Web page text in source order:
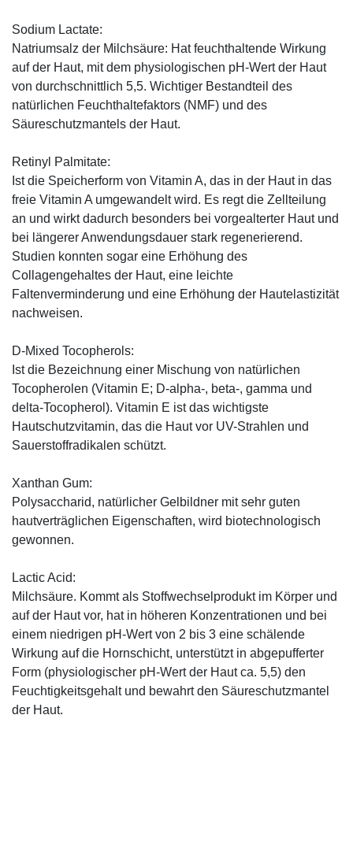
Sodium Lactate:
Natriumsalz der Milchsäure: Hat feuchthaltende Wirkung
auf der Haut, mit dem physiologischen pH-Wert der Haut
von durchschnittlich 5,5. Wichtiger Bestandteil des
natürlichen Feuchthaltefaktors (NMF) und des
Säureschutzmantels der Haut.
Retinyl Palmitate:
Ist die Speicherform von Vitamin A, das in der Haut in das
freie Vitamin A umgewandelt wird. Es regt die Zellteilung
an und wirkt dadurch besonders bei vorgealterter Haut und
bei längerer Anwendungsdauer stark regenerierend.
Studien konnten sogar eine Erhöhung des
Collagengehaltes der Haut, eine leichte
Faltenverminderung und eine Erhöhung der Hautelastizität
nachweisen.
D-Mixed Tocopherols:
Ist die Bezeichnung einer Mischung von natürlichen
Tocopherolen (Vitamin E; D-alpha-, beta-, gamma und
delta-Tocopherol). Vitamin E ist das wichtigste
Hautschutzvitamin, das die Haut vor UV-Strahlen und
Sauerstoffradikalen schützt.
Xanthan Gum:
Polysaccharid, natürlicher Gelbildner mit sehr guten
hautverträglichen Eigenschaften, wird biotechnologisch
gewonnen.
Lactic Acid:
Milchsäure. Kommt als Stoffwechselprodukt im Körper und
auf der Haut vor, hat in höheren Konzentrationen und bei
einem niedrigen pH-Wert von 2 bis 3 eine schälende
Wirkung auf die Hornschicht, unterstützt in abgepufferter
Form (physiologischer pH-Wert der Haut ca. 5,5) den
Feuchtigkeitsgehalt und bewahrt den Säureschutzmantel
der Haut.